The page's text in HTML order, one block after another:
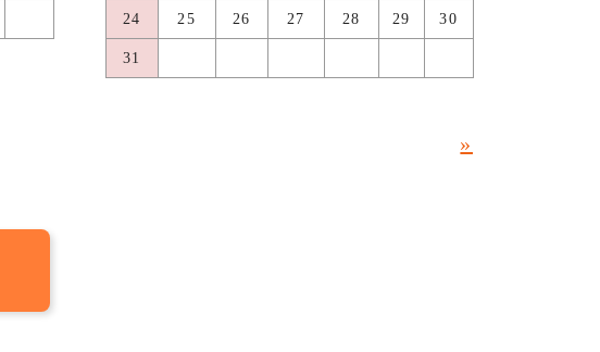
24 25 26 27 28 29 30
31
»